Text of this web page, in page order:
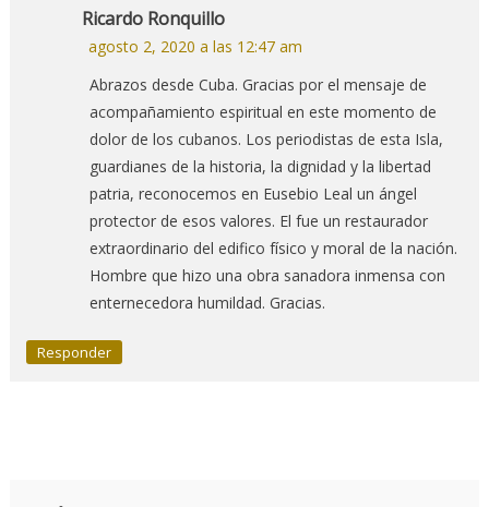
Ricardo Ronquillo
agosto 2, 2020 a las 12:47 am
Abrazos desde Cuba. Gracias por el mensaje de
acompañamiento espiritual en este momento de
dolor de los cubanos. Los periodistas de esta Isla,
guardianes de la historia, la dignidad y la libertad
patria, reconocemos en Eusebio Leal un ángel
protector de esos valores. El fue un restaurador
extraordinario del edifico físico y moral de la nación.
Hombre que hizo una obra sanadora inmensa con
enternecedora humildad. Gracias.
Responder